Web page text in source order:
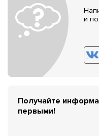
и
Получайте
первыми!